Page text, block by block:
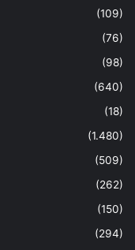
(109)
(76)
(98)
(640)
(18)
(1.480)
(509)
(262)
(150)
(294)